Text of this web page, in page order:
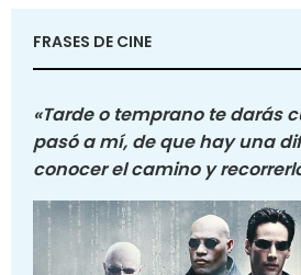
FRASES DE CINE
«Tarde o temprano te darás
pasó a mí, de que hay una
conocer el camino y